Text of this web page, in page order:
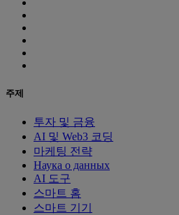
주제
투자 및 금융
AI 및 Web3 코딩
마케팅 전략
Наука о данных
AI 도구
스마트 홈
스마트 기기